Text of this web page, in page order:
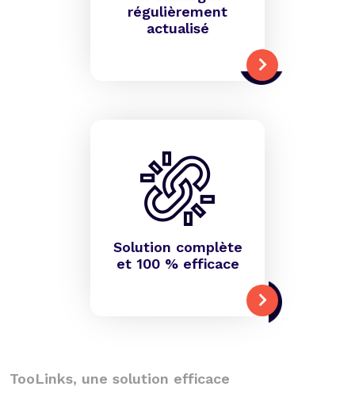
régulièrement
actualisé
Solution complète
et 100 % efficace
TooLinks, une solution efficace